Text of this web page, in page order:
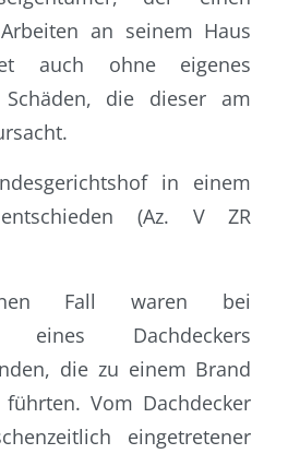
an seinem Haus
auch ohne eigenes
die dieser am
in einem
(Az. V ZR
Fall waren bei
eines Dachdeckers
die zu einem Brand
Vom Dachdecker
eingetretener